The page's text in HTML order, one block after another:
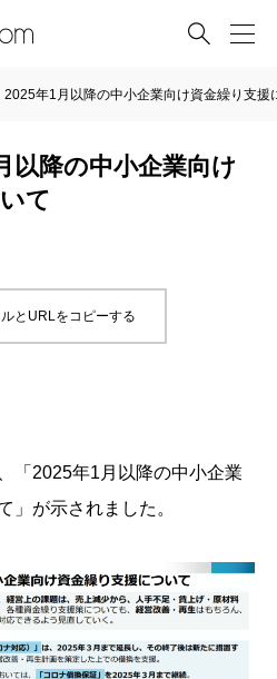

2025年1月以降の中小企業向け資金繰り支援
以降の中小企業向け
て
とURLをコピーする
「2025年1月以降の中小企業
」が示されました。